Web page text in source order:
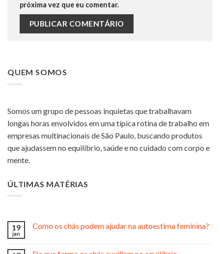
próxima vez que eu comentar.
QUEM SOMOS
Somos um grupo de pessoas inquietas que trabalhavam
longas horas envolvidos em uma típica rotina de trabalho em
empresas multinacionais de São Paulo, buscando produtos
que ajudassem no equilíbrio, saúde e no cuidado com corpo e
mente.
ÚLTIMAS MATÉRIAS
19
jan
Como os chás podem ajudar na autoestima feminina?